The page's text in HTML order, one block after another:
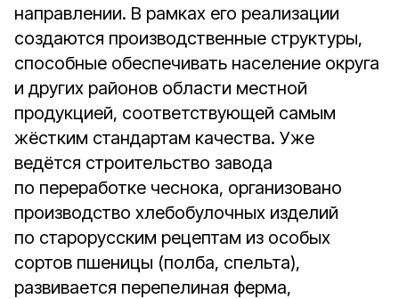
направлении. В рамках его реализации
создаются производственные структуры,
способные обеспечивать население округа
и других районов области местной
продукцией, соответствующей самым
жёстким стандартам качества. Уже
ведётся строительство завода
по переработке чеснока, организовано
производство хлебобулочных изделий
по старорусским рецептам из особых
сортов пшеницы (полба, спельта),
развивается перепелиная ферма,